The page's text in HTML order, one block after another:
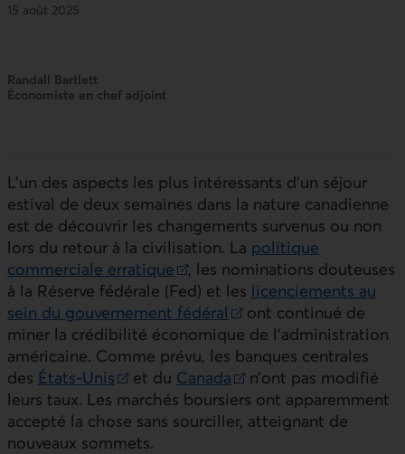
15 août 2025
Randall Bartlett
Économiste en chef adjoint
L’un des aspects les plus intéressants d’un séjour
estival de deux semaines dans la nature canadienne
est de découvrir les changements survenus ou non
lors du retour à la civilisation. La politique
commerciale erratique
Lien externe au site.
, les nominations douteuses
à la Réserve fédérale (Fed) et les licenciements au
sein du gouvernement fédéral
Lien externe au site.
ont continué de
miner la crédibilité économique de l’administration
américaine. Comme prévu, les banques centrales
des États‑Unis
Lien externe au site.
et du Canada
Lien externe au site.
n’ont pas modifié
leurs taux. Les marchés boursiers ont apparemment
accepté la chose sans sourciller, atteignant de
nouveaux sommets.